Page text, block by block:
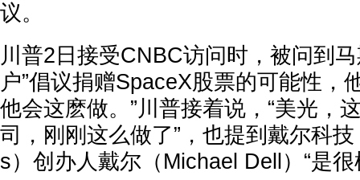
议。
川普2日接受CNBC访问时，被问到
户”倡议捐赠SpaceX股票的可能性，
他会这麽做。”川普接着说，“美光，
司，刚刚这么做了”，也提到戴尔科
s）创办人戴尔（Michael Dell）“是很